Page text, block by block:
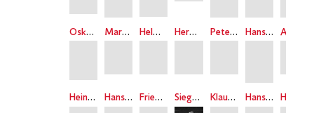
Oskar Negt Marcel Reich-Ranicki Helmut Ridder Hermann Peter Piwitt Peter Schneider Hans Christoph Buch
Heinz Schlaffer Hans Heinz Holz Friedrich Torberg Siegfried Unseld Klaus Wagenbach Hans Günter Wallraff